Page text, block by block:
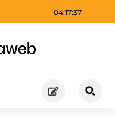
04:17:40